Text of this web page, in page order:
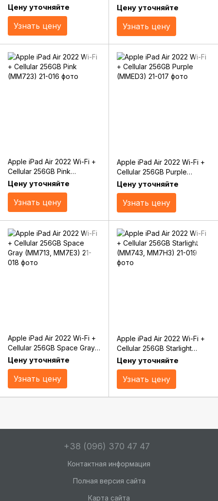
(MM6V3)
Цену уточняйте
Узнать цену
MM7G3)
Цену уточняйте
Узнать цену
Apple iPad Air 2022 Wi-Fi +
Cellular 256GB Pink
(MM723)
Цену уточняйте
Узнать цену
Apple iPad Air 2022 Wi-Fi +
Cellular 256GB Purple
(MMED3)
Цену уточняйте
Узнать цену
Apple iPad Air 2022 Wi-Fi +
Cellular 256GB Space Gray
(MM713, MM7E3)
Цену уточняйте
Узнать цену
Apple iPad Air 2022 Wi-Fi +
Cellular 256GB Starlight
(MM743, MM7H3)
Цену уточняйте
Узнать цену
+38 (096) 370 47 47
Контактная информация
Полная версия сайта
Карта сайта